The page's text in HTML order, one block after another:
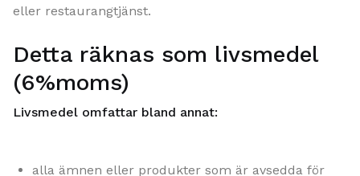
eller restaurangtjänst.
Detta räknas som livsmedel
(6%moms)
Livsmedel omfattar bland annat:
alla ämnen eller produkter som är avsedda för